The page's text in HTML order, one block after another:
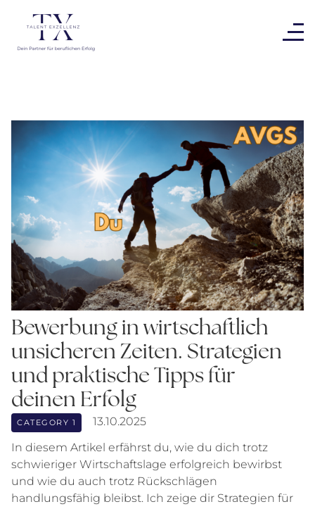
Bewerbung in wirtschaftlich
unsicheren Zeiten. Strategien
und praktische Tipps für
deinen Erfolg
CATEGORY 1
13.10.2025
In diesem Artikel erfährst du, wie du dich trotz
schwieriger Wirtschaftslage erfolgreich bewirbst
und wie du auch trotz Rückschlägen
handlungsfähig bleibst. Ich zeige dir Strategien für